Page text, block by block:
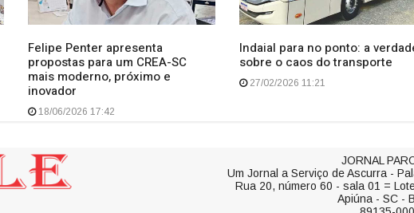
Felipe Penter apresenta
propostas para um CREA-SC
mais moderno, próximo e
inovador
18/06/2026 17:42
Indaial para no ponto: a
sobre o caos do transporte
27/02/2026 11:21
JORNAL
Um Jornal a Serviço de Ascurra -
Rua 20, número 60 - sala 01 =
Apiúna - SC -